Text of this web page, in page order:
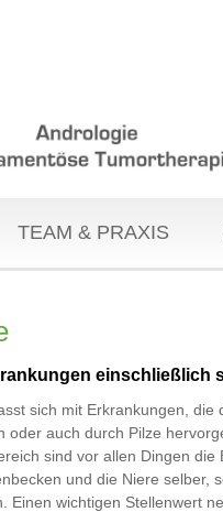
TEAM & PRAXIS
einschließlich
sich mit Erkrankungen, die
oder auch durch Pilze
sind vor allen Dingen die
und die Niere selber,
Einen wichtigen Stellenwert